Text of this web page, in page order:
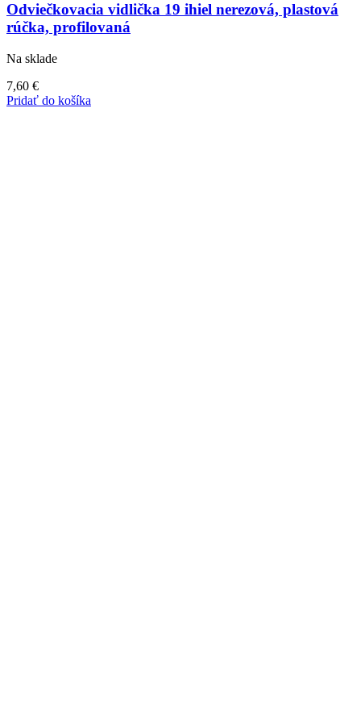
Odviečkovacia vidlička 19 ihiel nerezová, plastová
rúčka, profilovaná
Na sklade
7,60 €
Pridať do košíka